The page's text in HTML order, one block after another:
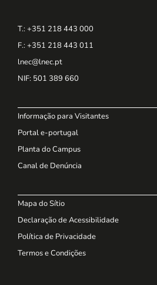
T.: +351 218 443 000
F.: +351 218 443 011
lnec@lnec.pt
NIF: 501 389 660
Informação para Visitantes
Portal e-portugal
Planta do Campus
Canal de Denúncia
Mapa do Sítio
Declaração de Acessibilidade
Política de Privacidade
Termos e Condições